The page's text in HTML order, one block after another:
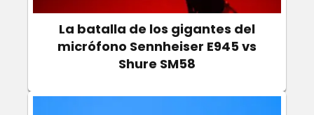
La batalla de los gigantes del
micrófono Sennheiser E945 vs
Shure SM58